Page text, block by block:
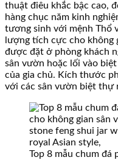
thuật điêu khắc bậc cao,
hàng chục năm kinh
tương sinh với mệnh Thổ
lượng tích cực cho không
được đặt ở phòng khách
sân vườn hoặc lối vào
của gia chủ. Kích thước
với các sân vườn biệt thự
Top 8 mẫu chum đá